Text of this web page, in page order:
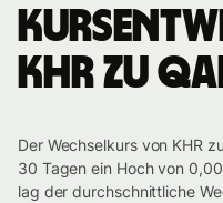
KHR zu
Der Wechselkurs von KHR
30 Tagen ein Hoch von
lag der durchschnittliche